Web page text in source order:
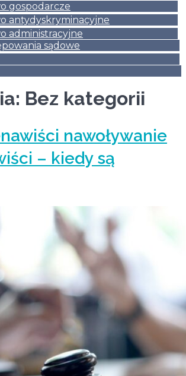
gospodarcze
antydyskryminacyjne
administracyjne
sądowe
Bez kategorii
nawoływanie
– kiedy są